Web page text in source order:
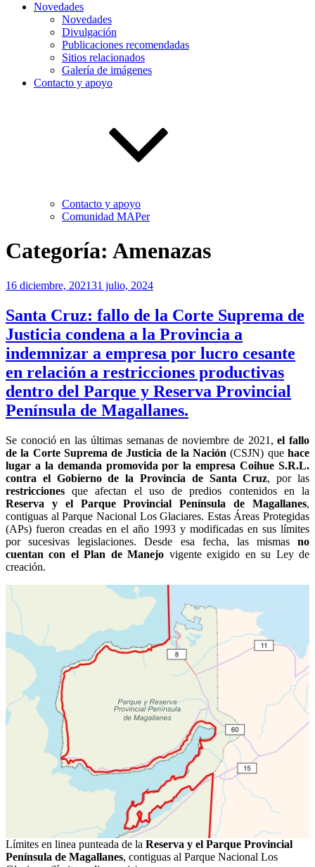
Novedades
Novedades
Divulgación
Publicaciones recomendadas
Sitios relacionados
Galería de imágenes
Contacto y apoyo
Contacto y apoyo
Comunidad MAPer
Categoría: Amenazas
Publicado
16 diciembre, 202131 julio, 2024
Santa Cruz: fallo de la Corte Suprema de
Justicia condena a la Provincia a
indemnizar a empresa por lucro cesante
en relación a restricciones productivas
dentro del Parque y Reserva Provincial
Península de Magallanes.
Se conoció en las últimas semanas de noviembre de 2021,el fallo
de la Corte Suprema de Justicia de la Nación (CSJN) quehace
lugar a la demanda promovida por la empresa Coihue S.R.L.
contra el Gobierno de la Provincia de Santa Cruz, por las
restricciones que afectan el uso de predios contenidos en la
Reserva y el Parque Provincial Península de Magallanes,
contiguas al Parque Nacional Los Glaciares. Estas Áreas Protegidas
(APs) fueron creadas en el año 1993 y modificadas en sus límites
por sucesivas legislaciones. Desde esa fecha, las mismas no
cuentan con el Plan de Manejo vigente exigido en su Ley de
creación.
Límites en linea punteada de la Reserva y el Parque Provincial
Península de Magallanes, contiguas al Parque Nacional Los